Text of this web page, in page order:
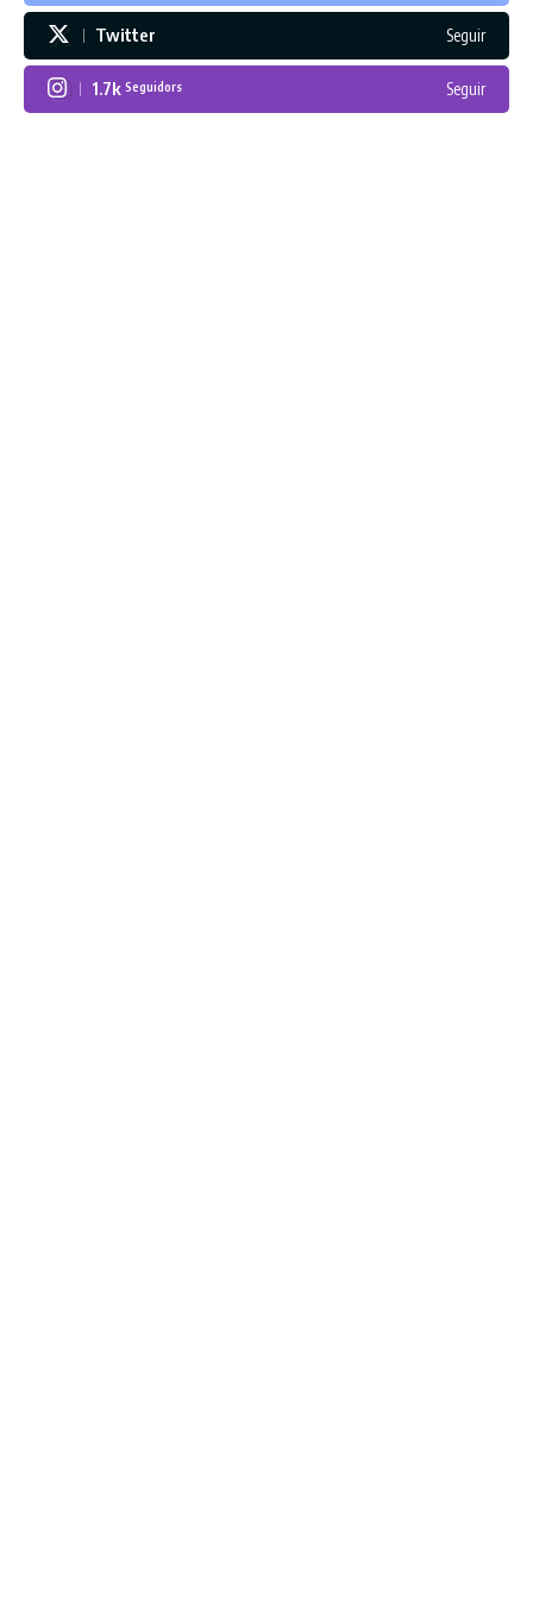
Twitter Seguir
1.7k Seguidors Seguir